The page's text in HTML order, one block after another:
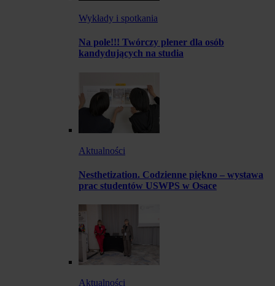
Wykłady i spotkania
Na pole!!! Twórczy plener dla osób
kandydujących na studia
Aktualności
Nesthetization. Codzienne piękno – wystawa
prac studentów USWPS w Osace
Aktualności